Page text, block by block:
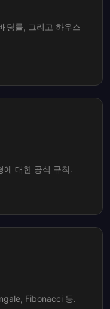
당률, 그리고 하우스
에 대한 공식 규칙.
Fibonacci 등.